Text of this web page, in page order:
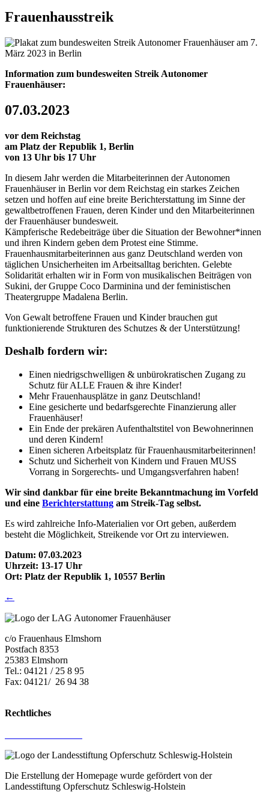
Frauenhausstreik
Information zum bundesweiten Streik Autonomer
Frauenhäuser:
07.03.2023
vor dem Reichstag
am Platz der Republik 1, Berlin
von 13 Uhr bis 17 Uhr
In diesem Jahr werden die Mitarbeiterinnen der Autonomen
Frauenhäuser in Berlin vor dem Reichstag ein starkes Zeichen
setzen und hoffen auf eine breite Berichterstattung im Sinne der
gewaltbetroffenen Frauen, deren Kinder und den Mitarbeiterinnen
der Frauenhäuser bundesweit.
Kämpferische Redebeiträge über die Situation der Bewohner*innen
und ihren Kindern geben dem Protest eine Stimme.
Frauenhausmitarbeiterinnen aus ganz Deutschland werden von
täglichen Unsicherheiten im Arbeitsalltag berichten. Gelebte
Solidarität erhalten wir in Form von musikalischen Beiträgen von
Sukini, der Gruppe Coco Darminina und der feministischen
Theatergruppe Madalena Berlin.
Von Gewalt betroffene Frauen und Kinder brauchen gut
funktionierende Strukturen des Schutzes & der Unterstützung!
Deshalb fordern wir:
Einen niedrigschwelligen & unbürokratischen Zugang zu
Schutz für ALLE Frauen & ihre Kinder!
Mehr Frauenhausplätze in ganz Deutschland!
Eine gesicherte und bedarfsgerechte Finanzierung aller
Frauenhäuser!
Ein Ende der prekären Aufenthaltstitel von Bewohnerinnen
und deren Kindern!
Einen sicheren Arbeitsplatz für Frauenhausmitarbeiterinnen!
Schutz und Sicherheit von Kindern und Frauen MUSS
Vorrang in Sorgerechts- und Umgangsverfahren haben!
Wir sind dankbar für eine breite Bekanntmachung im Vorfeld
und eine Berichterstattung am Streik-Tag selbst.
Es wird zahlreiche Info-Materialien vor Ort geben, außerdem
besteht die Möglichkeit, Streikende vor Ort zu interviewen.
Datum: 07.03.2023
Uhrzeit: 13-17 Uhr
Ort: Platz der Republik 1, 10557 Berlin
←
c/o Frauenhaus Elmshorn
Postfach 8353
25383 Elmshorn
Tel.: 04121 / 25 8 95
Fax: 04121/ 26 94 38
Rechtliches
Die Erstellung der Homepage wurde gefördert von der
Landesstiftung Opferschutz Schleswig-Holstein